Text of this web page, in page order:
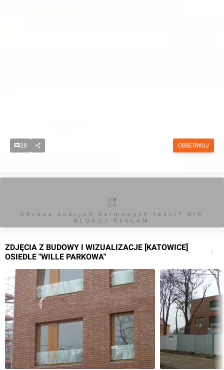
28 OBSERWUJ
Chcesz dobrych darmowych teści? NIE
BLOKUJ REKLAM
ZDJĘCIA Z BUDOWY I WIZUALIZACJE [KATOWICE]
OSIEDLE "WILLE PARKOWA"